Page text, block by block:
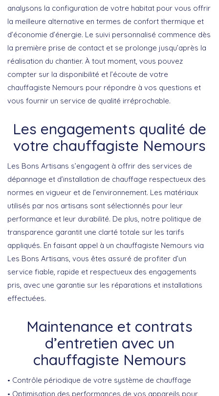
analysons la configuration de votre habitat pour vous offrir
la meilleure alternative en termes de confort thermique et
d’économie d’énergie. Le suivi personnalisé commence dès
la première prise de contact et se prolonge jusqu’après la
réalisation du chantier. À tout moment, vous pouvez
compter sur la disponibilité et l’écoute de votre
chauffagiste Nemours pour répondre à vos questions et
vous fournir un service de qualité irréprochable.
Les engagements qualité de
votre chauffagiste Nemours
Les Bons Artisans s’engagent à offrir des services de
dépannage et d’installation de chauffage respectueux des
normes en vigueur et de l’environnement. Les matériaux
utilisés par nos artisans sont sélectionnés pour leur
performance et leur durabilité. De plus, notre politique de
transparence garantit une clarté totale sur les tarifs
appliqués. En faisant appel à un chauffagiste Nemours via
Les Bons Artisans, vous êtes assuré de profiter d’un
service fiable, rapide et respectueux des engagements
pris, avec une garantie sur les réparations et installations
effectuées.
Maintenance et contrats
d’entretien avec un
chauffagiste Nemours
Contrôle périodique de votre système de chauffage
Optimisation des performances de vos appareils pour